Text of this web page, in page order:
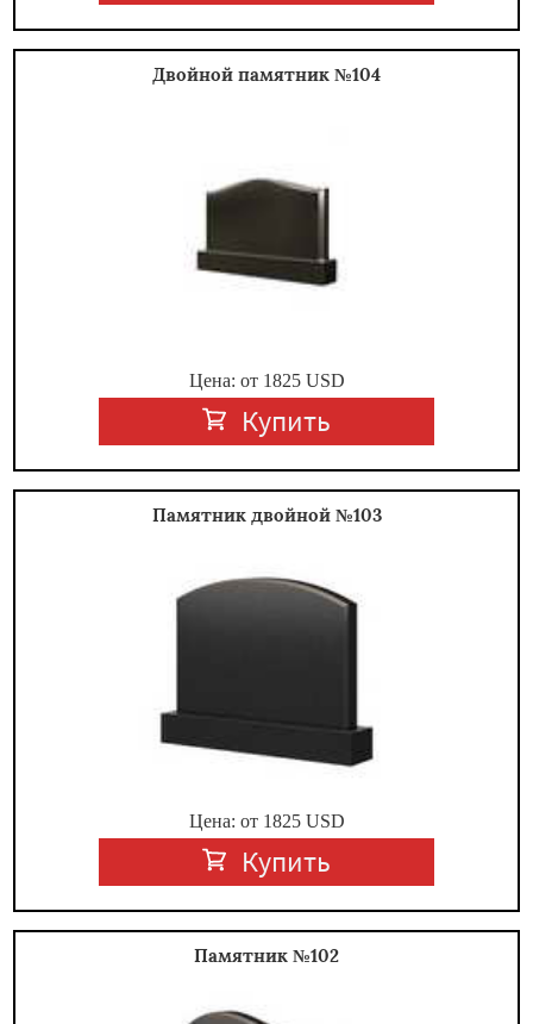
Двойной памятник №104
Цена: от 1825USD
Купить
Памятник двойной №103
Цена: от 1825USD
Купить
Памятник №102